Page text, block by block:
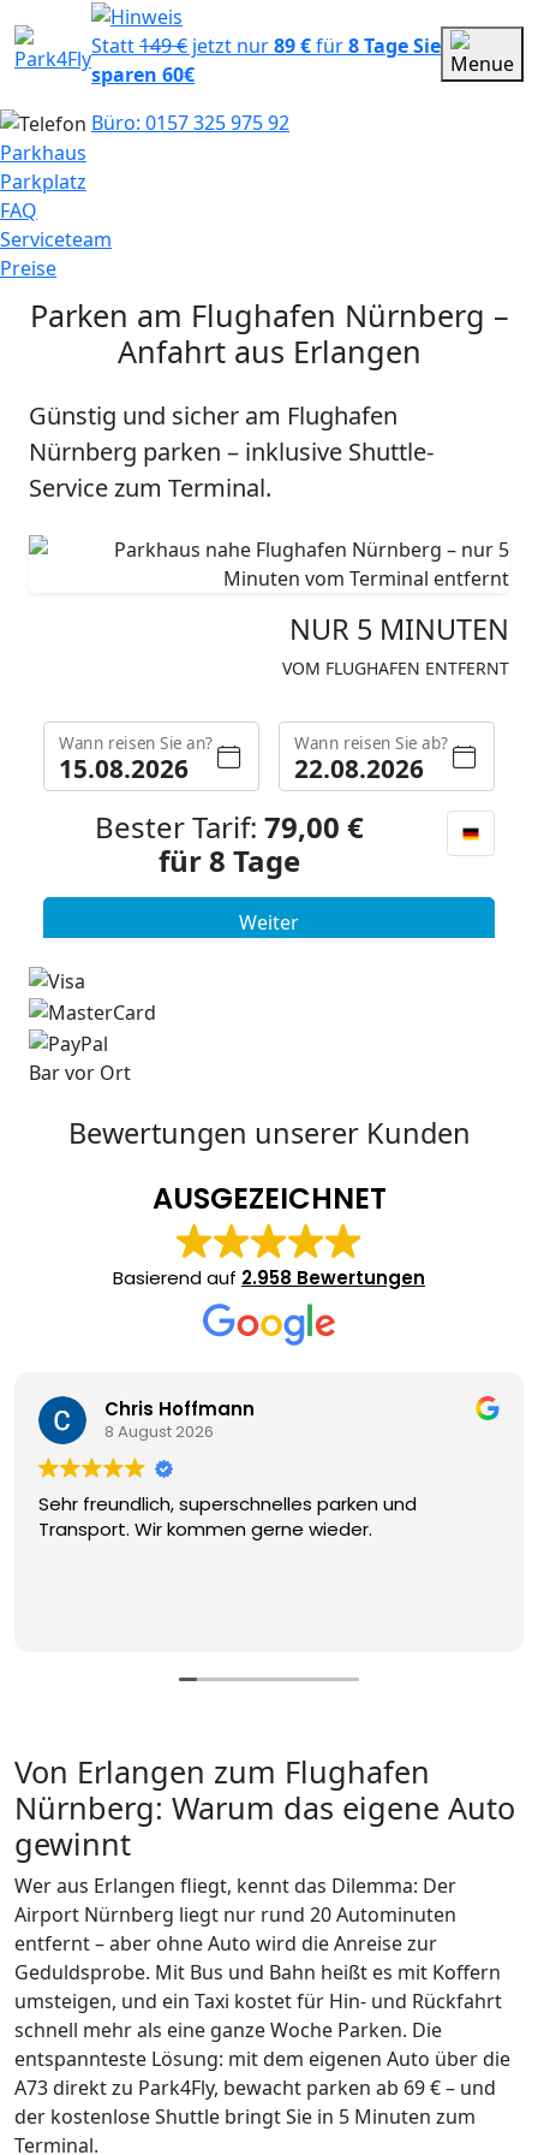
Statt149 € jetzt nur89 €für8 TageSie
sparen 60€
Büro: 0157 325 975 92
Parkhaus
Parkplatz
FAQ
Serviceteam
Preise
Parken am Flughafen Nürnberg –
Anfahrt aus Erlangen
Günstig und sicher am Flughafen
Nürnberg parken – inklusive Shuttle-
Service zum Terminal.
NUR 5 MINUTEN
VOM FLUGHAFEN ENTFERNT
Bar vor Ort
Bewertungen unserer Kunden
AUSGEZEICHNET
Basierend auf 2.958 Bewertungen
Chris Hoffmann
8 August 2026
Sehr freundlich, superschnelles parken und
Transport. Wir kommen gerne wieder.
Von Erlangen zum Flughafen
Nürnberg: Warum das eigene Auto
gewinnt
Wer aus Erlangen fliegt, kennt das Dilemma: Der
Airport Nürnberg liegt nur rund 20 Autominuten
entfernt – aber ohne Auto wird die Anreise zur
Geduldsprobe. Mit Bus und Bahn heißt es mit Koffern
umsteigen, und ein Taxi kostet für Hin- und Rückfahrt
schnell mehr als eine ganze Woche Parken. Die
entspannteste Lösung: mit dem eigenen Auto über die
A73 direkt zu Park4Fly, bewacht parken ab 69 € – und
der kostenlose Shuttle bringt Sie in 5 Minuten zum
Terminal.